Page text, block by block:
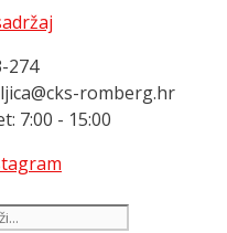
274
romberg.hr
7:00 - 15:00